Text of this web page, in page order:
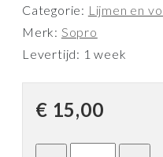
Categorie: Lijmen en
Merk: Sopro
Levertijd: 1 week
€ 15,00